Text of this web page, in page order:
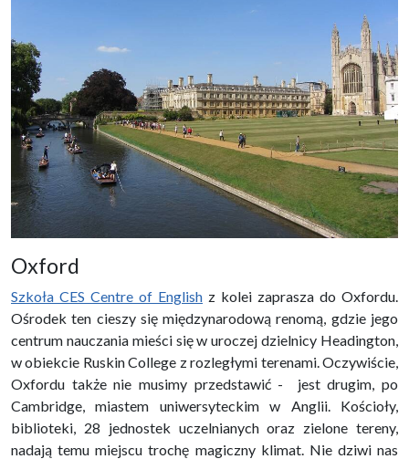
Oxford
Szkoła CES Centre of English z kolei zaprasza do Oxfordu.
Ośrodek ten cieszy się międzynarodową renomą, gdzie jego
centrum nauczania mieści się w uroczej dzielnicy Headington,
w obiekcie Ruskin College z rozległymi terenami. Oczywiście,
Oxfordu także nie musimy przedstawić - jest drugim, po
Cambridge, miastem uniwersyteckim w Anglii. Kościoły,
biblioteki, 28 jednostek uczelnianych oraz zielone tereny,
nadają temu miejscu trochę magiczny klimat. Nie dziwi nas